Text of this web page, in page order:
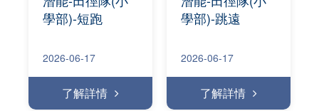
學部)-短跑
2026-06-17
了解詳情
學部)-跳遠
2026-06-17
了解詳情